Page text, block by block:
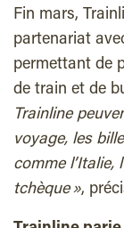
Fin mars,
partenariat
permettant de
de train et de
Trainline
voyage, les
comme l’Italie,
tchèque »,